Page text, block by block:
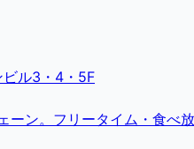
ル3・4・5F
ン。フリータイム・食べ